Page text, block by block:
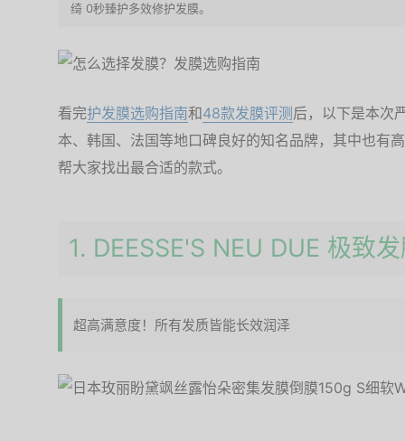
绮 0秒臻护多效修护发膜。
看完护发膜选购指南和48款发膜评测 后，以下是本次
本、韩国、法国等地口碑良好的知名品牌，其中也有
帮大家找出最合适的款式。
1. DEESSE'S NEU DUE 极致
超高满意度！所有发质皆能长效润泽